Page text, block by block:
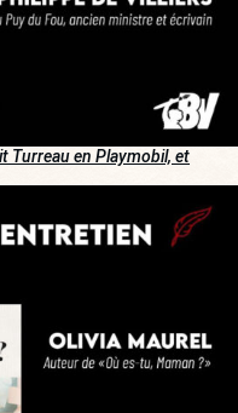
Turreau en Playmobil, et